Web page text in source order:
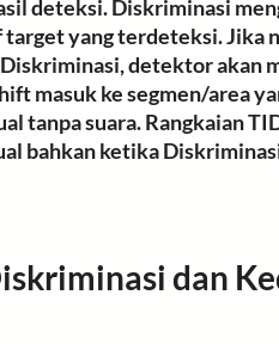
deteksi. Diskriminasi
yang terdeteksi. Jika
detektor akan
masuk ke segmen/area
tanpa suara. Rangkaian
bahkan ketika
dan